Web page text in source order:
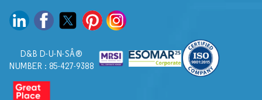
D&B D-U-N-SÂ®
NUMBER : 85-427-9388